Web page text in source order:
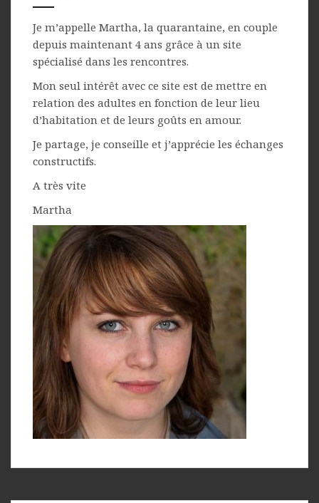
Je m’appelle Martha, la quarantaine, en couple
depuis maintenant 4 ans grâce à un site
spécialisé dans les rencontres.
Mon seul intérêt avec ce site est de mettre en
relation des adultes en fonction de leur lieu
d’habitation et de leurs goûts en amour.
Je partage, je conseille et j’apprécie les échanges
constructifs.
A très vite
Martha